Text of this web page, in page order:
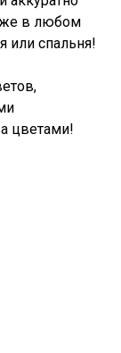
в любом
или спальня!
цветами!